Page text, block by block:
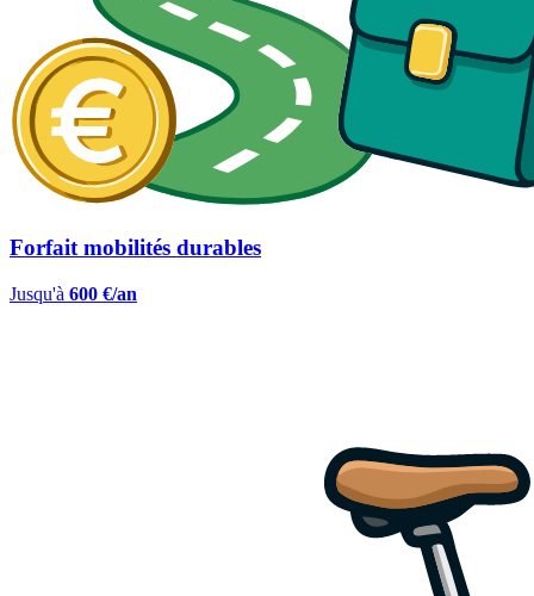
Forfait mobilités durables
Jusqu'à 600 €/an